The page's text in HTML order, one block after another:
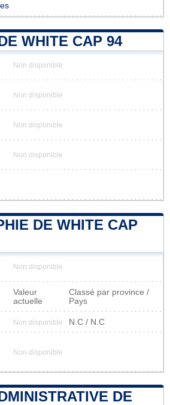
WHITE CAP 94
Non disponible
Non disponible
Non disponible
Non disponible
DE WHITE CAP
Non disponible
Valeur
actuelle
Classé par province /
Pays
Non disponible N.C / N.C
Non disponible
DE